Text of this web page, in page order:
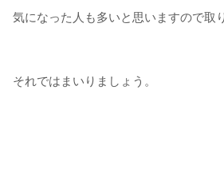
気になった人も多いと思いますので取
それではまいりましょう。